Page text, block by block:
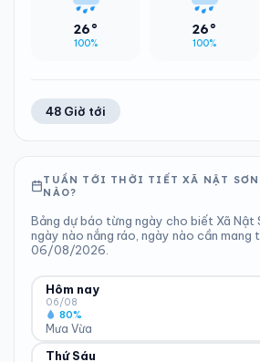
26°
100%
26°
100%
48 Giờ tới
TUẦN TỚI THỜI TIẾT XÃ NẬT
NÀO?
Bảng dự báo từng ngày cho biết Xã Nật
ngày nào nắng ráo, ngày nào cần mang
06/08/2026.
Hôm nay
06/08
Mưa Vừa
80%
ĐỘ ẨM
Thứ Sáu